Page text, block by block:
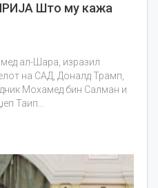
Што му кажа
ал-Шара, изразил
на САД, Доналд Трамп,
Мохамед бин Салман и
Таип…